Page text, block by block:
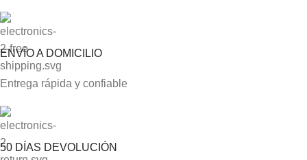
ENVÍO A DOMICILIO
Entrega rápida y confiable
50 DÍAS DEVOLUCIÓN